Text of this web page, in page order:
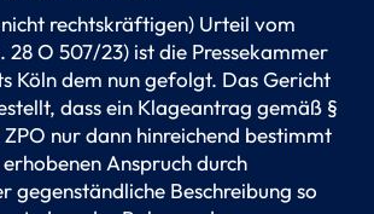
nicht rechtskräftigen) Urteil vom
O 507/23) ist die Pressekammer
Köln dem nun gefolgt. Das Gericht
dass ein Klageantrag gemäß §
ZPO nur dann hinreichend bestimmt
Anspruch durch
gegenständliche Beschreibung so